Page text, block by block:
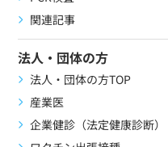
関連記事
法人・団体の方
法人・団体の方TOP
産業医
企業健診（法定健康診断）